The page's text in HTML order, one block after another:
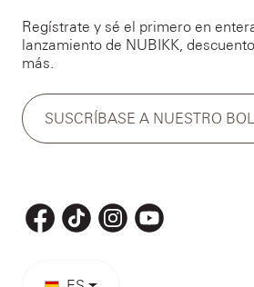
Regístrate y sé el primero en
lanzamiento de NUBIKK,
más.
SUSCRÍBASE A NUESTRO